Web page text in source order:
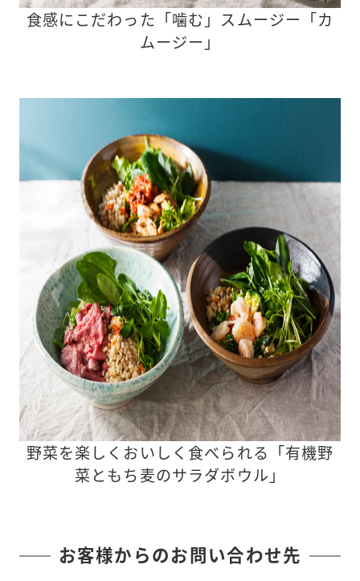
食感にこだわった「噛む」スムージー「カ
ムージー」
野菜を楽しくおいしく食べられる「有機野
菜ともち麦のサラダボウル」
お客様からのお問い合わせ先